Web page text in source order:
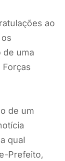
ao
de uma
Forças
de um
qual
Prefeito,